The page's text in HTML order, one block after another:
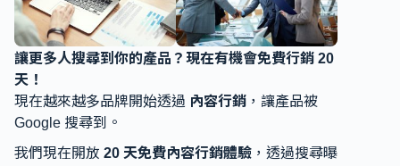
讓更多人搜尋到你的產品？現在有機會免費行銷 20
天！
現在越來越多品牌開始透過 內容行銷 ，讓產品被
Google 搜尋到。
我們現在開放 20 天免費內容行銷體驗 ，透過搜尋曝